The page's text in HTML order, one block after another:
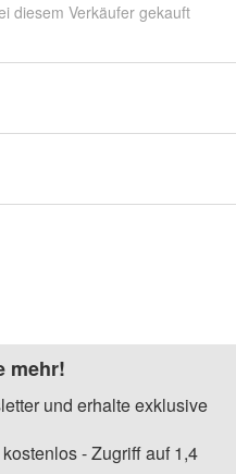
diesem Verkäufer gekauft
mehr!
und erhalte exklusive
- Zugriff auf 1,4